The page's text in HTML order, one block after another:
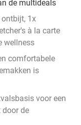
de multideals
1x
à la carte
wellness
comfortabele
is
voor een
de